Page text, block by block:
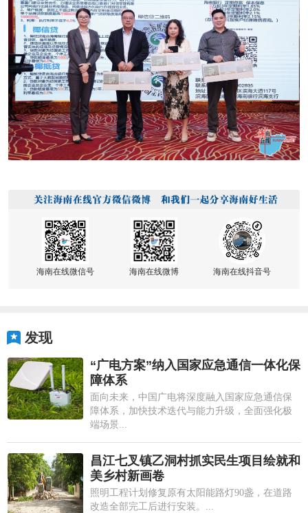
海南在线微信号 海南在线微博 海南在线抖音号
发现
“广电方案”纳入国家应急通信一体化保
障体系
面向未来，中国广电将深度融入国家应急通信保
障体系，加快技术迭代与能力升级，全面强化极
端场景...
昌江七叉镇乙洞村抓实民生项目绘就和
美乡村新画卷
照明工程计划修复原有太阳能路灯90盏，在道路
改造全部完工后进行安装。...